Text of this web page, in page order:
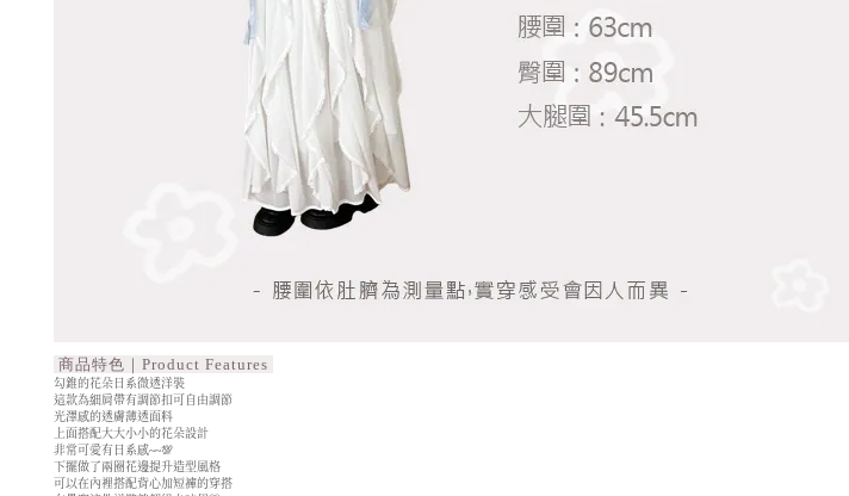
商品特色｜Product Features
勾錐的花朵日系微透洋裝
這款為細肩帶有調節扣可自由調節
光澤感的透膚薄透面料
上面搭配大大小小的花朵設計
非常可愛有日系感~~💯
下擺做了兩圈花邊提升造型風格
可以在內裡搭配背心加短褲的穿搭